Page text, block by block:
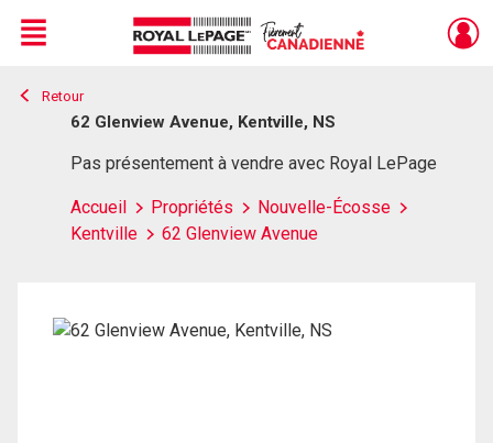
Live
En Direct
Menu
Retour
62 Glenview Avenue, Kentville, NS
Pas présentement à vendre avec Royal LePage
Accueil Propriétés
Nouvelle-Écosse
Kentville
62 Glenview Avenue